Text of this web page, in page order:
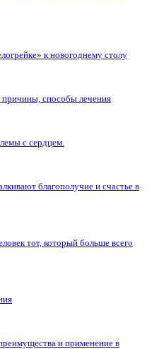
к новогоднему столу
способы лечения
с сердцем.
благополучие и счастье в
тот, который больше всего
и применение в